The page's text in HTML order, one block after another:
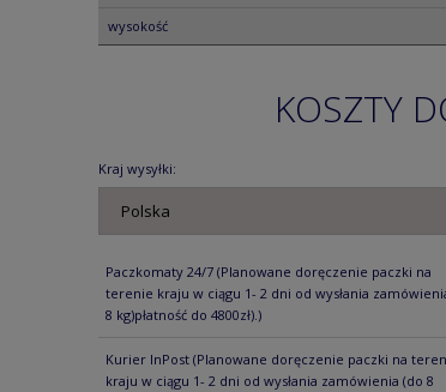
wysokość
KOSZTY
Kraj wysyłki:
Paczkomaty 24/7 (Planowane doręczenie paczki na
terenie kraju w ciągu 1- 2 dni od wysłania
8 kg)płatność do 4800zł).)
Kurier InPost (Planowane doręczenie paczki na
kraju w ciągu 1- 2 dni od wysłania zamówienia (do 8